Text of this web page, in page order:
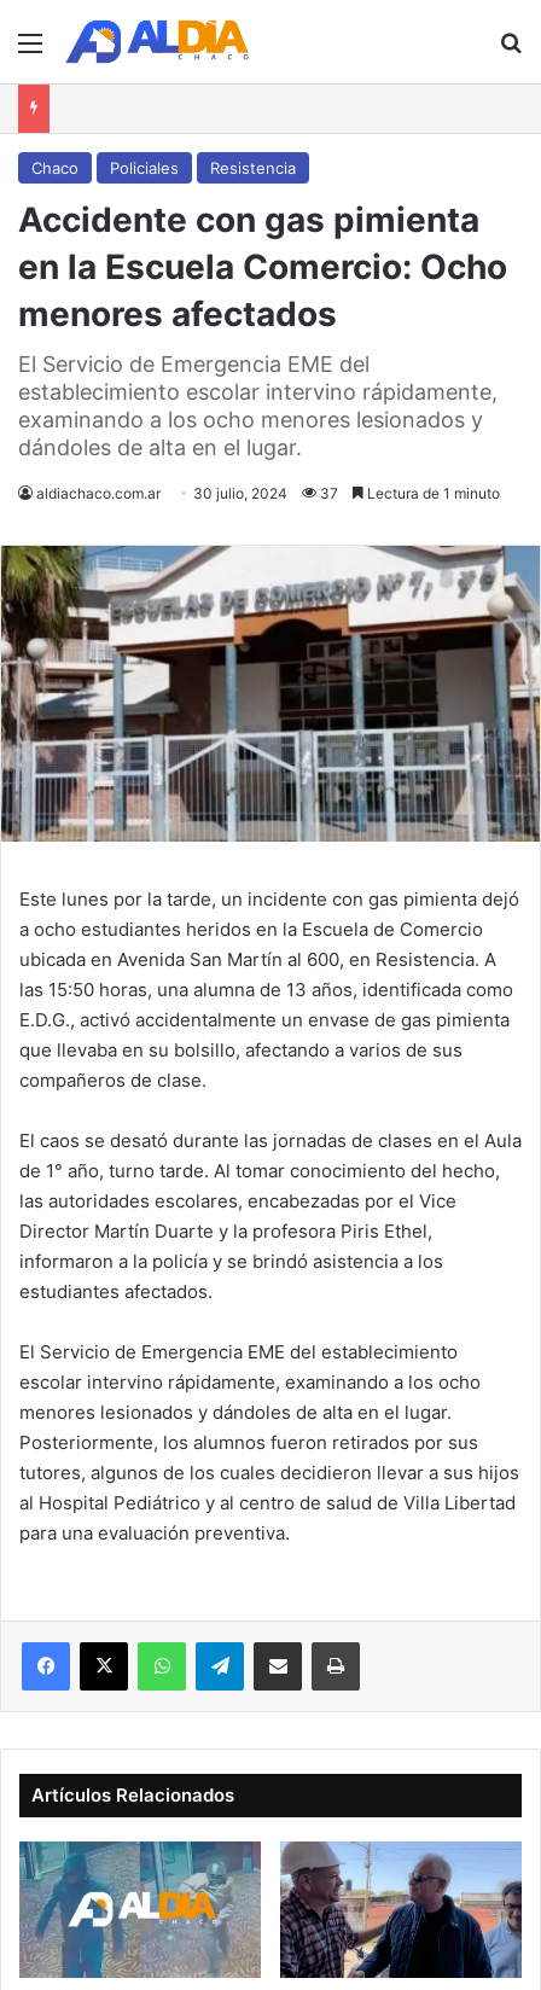
Menú
Chaco Policiales Resistencia
Accidente con gas pimienta
en la Escuela Comercio: Ocho
menores afectados
El Servicio de Emergencia EME del
establecimiento escolar intervino rápidamente,
examinando a los ocho menores lesionados y
dándoles de alta en el lugar.
aldiachaco.com.ar 30 julio, 2024 37 Lectura de 1 minuto
Este lunes por la tarde, un incidente con gas pimienta dejó
a ocho estudiantes heridos en la Escuela de Comercio
ubicada en Avenida San Martín al 600, en Resistencia. A
las 15:50 horas, una alumna de 13 años, identificada como
E.D.G., activó accidentalmente un envase de gas pimienta
que llevaba en su bolsillo, afectando a varios de sus
compañeros de clase.
El caos se desató durante las jornadas de clases en el Aula
de 1° año, turno tarde. Al tomar conocimiento del hecho,
las autoridades escolares, encabezadas por el Vice
Director Martín Duarte y la profesora Piris Ethel,
informaron a la policía y se brindó asistencia a los
estudiantes afectados.
El Servicio de Emergencia EME del establecimiento
escolar intervino rápidamente, examinando a los ocho
menores lesionados y dándoles de alta en el lugar.
Posteriormente, los alumnos fueron retirados por sus
tutores, algunos de los cuales decidieron llevar a sus hijos
al Hospital Pediátrico y al centro de salud de Villa Libertad
para una evaluación preventiva.
Facebook
X WhatsAppTelegramCompartir vía correo electrónicoImprimir
Artículos Relacionados